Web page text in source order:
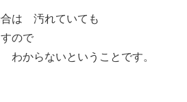
は 汚れていても
ので
からないということです。